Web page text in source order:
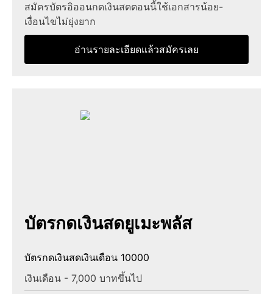
สมัครบัตรอิออนกดเงินสดตอนนี้ใช้เอกสารน้อย-
เงื่อนไขไม่ยุ่งยาก
อ่านรายละเอียดแล้วสมัครเลย
บัตรกดเงินสดยูเมะพลัส
บัตรกดเงินสดเงินเดือน 10000
เงินเดือน - 7,000 บาทขึ้นไป